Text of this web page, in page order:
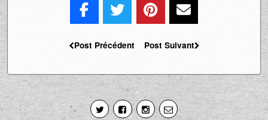
Post Précédent Post Suivant